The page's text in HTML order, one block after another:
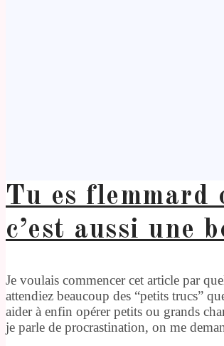
Tu es flemmard
c’est aussi une
Je voulais commencer cet article par
attendiez beaucoup des “petits trucs”
aider à enfin opérer petits ou grands
je parle de procrastination, on me